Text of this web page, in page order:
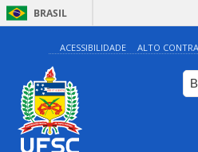
BRASIL
ACESSIBILIDADE ALTO